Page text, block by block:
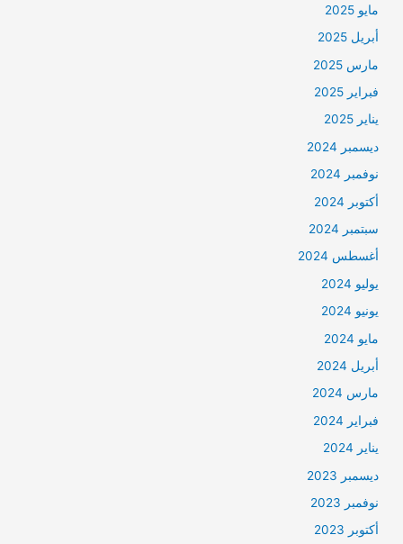
مايو 2025
أبريل 2025
مارس 2025
فبراير 2025
يناير 2025
ديسمبر 2024
نوفمبر 2024
أكتوبر 2024
سبتمبر 2024
أغسطس 2024
يوليو 2024
يونيو 2024
مايو 2024
أبريل 2024
مارس 2024
فبراير 2024
يناير 2024
ديسمبر 2023
نوفمبر 2023
أكتوبر 2023